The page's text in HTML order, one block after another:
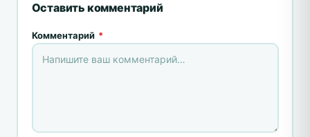
Оставить комментарий
Комментарий *